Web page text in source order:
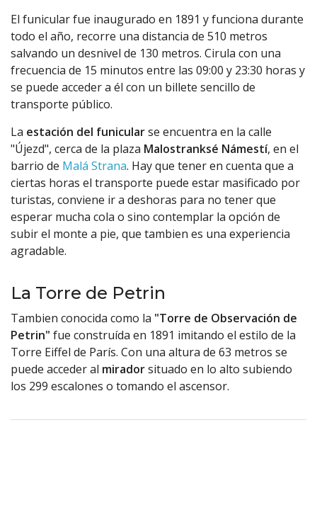
El funicular fue inaugurado en 1891 y funciona durante
todo el año, recorre una distancia de 510 metros
salvando un desnivel de 130 metros. Cirula con una
frecuencia de 15 minutos entre las 09:00 y 23:30 horas y
se puede acceder a él con un billete sencillo de
transporte público.
La estación del funicularse encuentra en la calle
"Újezd", cerca de la plaza Malostranksé Námestí, en el
barrio de Malá Strana. Hay que tener en cuenta que a
ciertas horas el transporte puede estar masificado por
turistas, conviene ir a deshoras para no tener que
esperar mucha cola o sino contemplar la opción de
subir el monte a pie, que tambien es una experiencia
agradable.
La Torre de Petrin
Tambien conocida como la "Torre de Observación de
Petrin" fue construída en 1891 imitando el estilo de la
Torre Eiffel de París. Con una altura de 63 metros se
puede acceder al miradorsituado en lo alto subiendo
los 299 escalones o tomando el ascensor.